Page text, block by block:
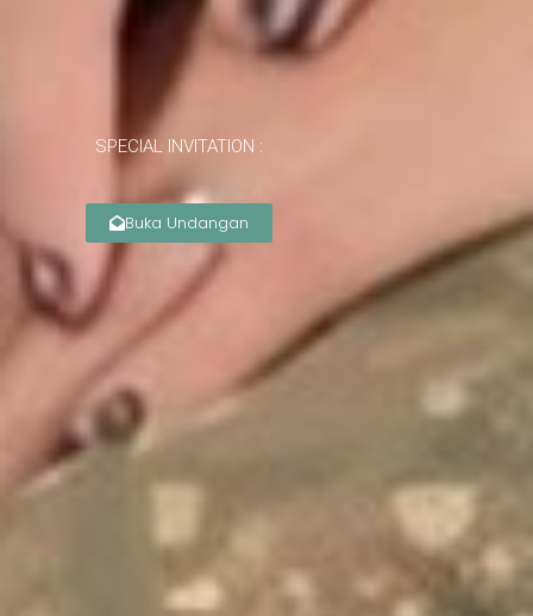
SPECIAL INVITATION :
Buka Undangan